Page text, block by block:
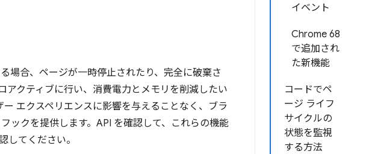
イベント
Chrome 68
で追加され
た新機能
コードでペ
ージ ライフ
サイクルの
状態を監視
する方法
場合、ページが一時停止されたり、完全に破棄さ
クティブに行い、消費電力とメモリを削減したい
ー エクスペリエンスに影響を与えることなく、ブラ
ックを提供します。API を確認して、これらの機能
してください。